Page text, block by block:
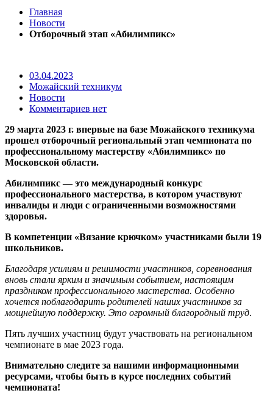
Главная
Новости
Отборочный этап «Абилимпикс»
03.04.2023
Можайский техникум
Новости
Комментариев нет
29 марта 2023 г. впервые на базе Можайского техникума
прошел отборочный региональный этап чемпионата по
профессиональному мастерству «Абилимпикс» по
Московской области.
Абилимпикс — это международный конкурс
профессионального мастерства, в котором участвуют
инвалиды и люди с ограниченными возможностями
здоровья.
В компетенции «Вязание крючком» участниками были 19
школьников.
Благодаря усилиям и решимости участников, соревнования
вновь стали ярким и значимым событием, настоящим
праздником профессионального мастерства. Особенно
хочется поблагодарить родителей наших участников за
мощнейшую поддержку. Это огромный благородный труд.
Пять лучших участниц будут участвовать на региональном
чемпионате в мае 2023 года.
Внимательно следите за нашими информационными
ресурсами, чтобы быть в курсе последних событий
чемпионата!